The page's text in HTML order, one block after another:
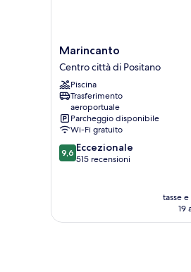
Marincanto
Centro
città
di
Positano
Marincanto
Centro città di Positano
Piscina
Trasferimento
aeroportuale
Parcheggio disponibile
Wi-Fi gratuito
9.6
su
9,6 Eccezionale
515 recensioni
tasse
19